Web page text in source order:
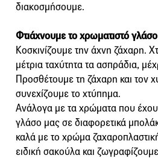
διακοσμήσουμε.
Φτιάχνουμε το χρωματιστό γλάσο
Κοσκινίζουμε την άχνη ζάχαρη.
μέτρια ταχύτητα τα ασπράδια,
Προσθέτουμε τη ζάχαρη και τον
συνεχίζουμε το χτύπημα.
Ανάλογα με τα χρώματα που
γλάσο μας σε διαφορετικά
καλά με το χρώμα
ειδική σακούλα και